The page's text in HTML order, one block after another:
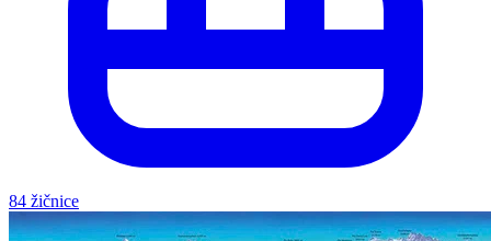
84 žičnice